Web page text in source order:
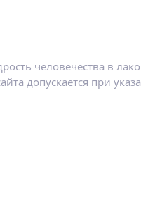
человечества в
допускается при